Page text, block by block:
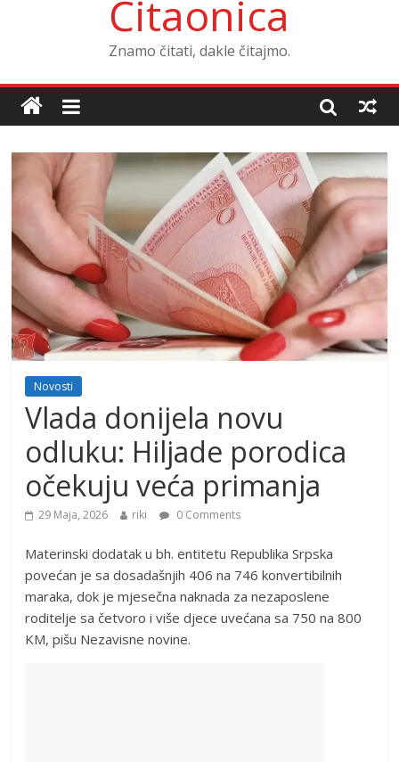
Čitaonica
Znamo čitati, dakle čitajmo.
Novosti
Vlada donijela novu
odluku: Hiljade porodica
očekuju veća primanja
29 Maja, 2026 riki 0 Comments
Materinski dodatak u bh. entitetu Republika Srpska
povećan je sa dosadašnjih 406 na 746 konvertibilnih
maraka, dok je mjesečna naknada za nezaposlene
roditelje sa četvoro i više djece uvećana sa 750 na 800
KM, pišu Nezavisne novine.